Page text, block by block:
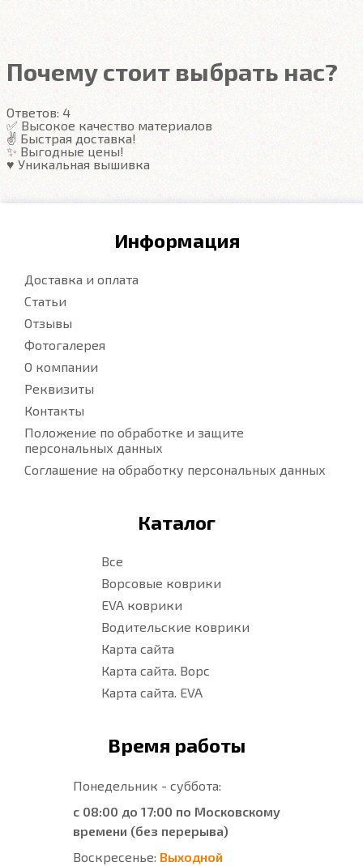
резиновых половичках, однако, её все равно
видно. ЕВА удобны тем, что их легко достать не
Подробнее
Почему стоит выбрать нас?
Ответов: 4
✅ Высокое качество материалов
✌️ Быстрая доставка!
✨ Выгодные цены!
♥️ Уникальная вышивка
Информация
Доставка и оплата
Статьи
Отзывы
Фотогалерея
О компании
Реквизиты
Контакты
Положение по обработке и защите
персональных данных
Соглашение на обработку персональных данных
Каталог
Все
Ворсовые коврики
EVA коврики
Водительские коврики
Карта сайта
Карта сайта. Ворс
Карта сайта. EVA
Время работы
Понедельник - суббота:
с 08:00 до 17:00 по Московскому
времени (без перерыва)
Воскресенье: Выходной